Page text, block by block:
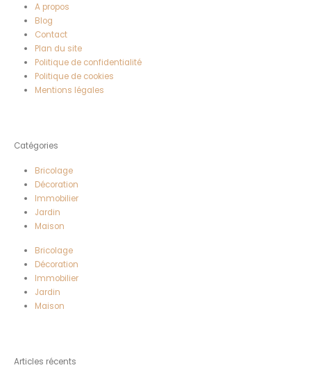
A propos
Blog
Contact
Plan du site
Politique de confidentialité
Politique de cookies
Mentions légales
Catégories
Bricolage
Décoration
Immobilier
Jardin
Maison
Bricolage
Décoration
Immobilier
Jardin
Maison
Articles récents